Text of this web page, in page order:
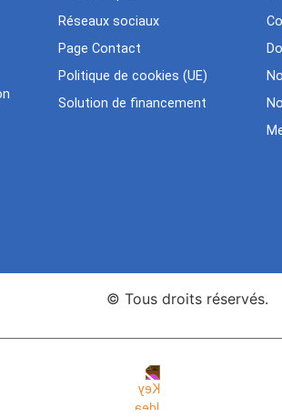
Réseaux sociaux
Page Contact
Politique de cookies (UE)
Solution de financement
© Tous droits réservés.